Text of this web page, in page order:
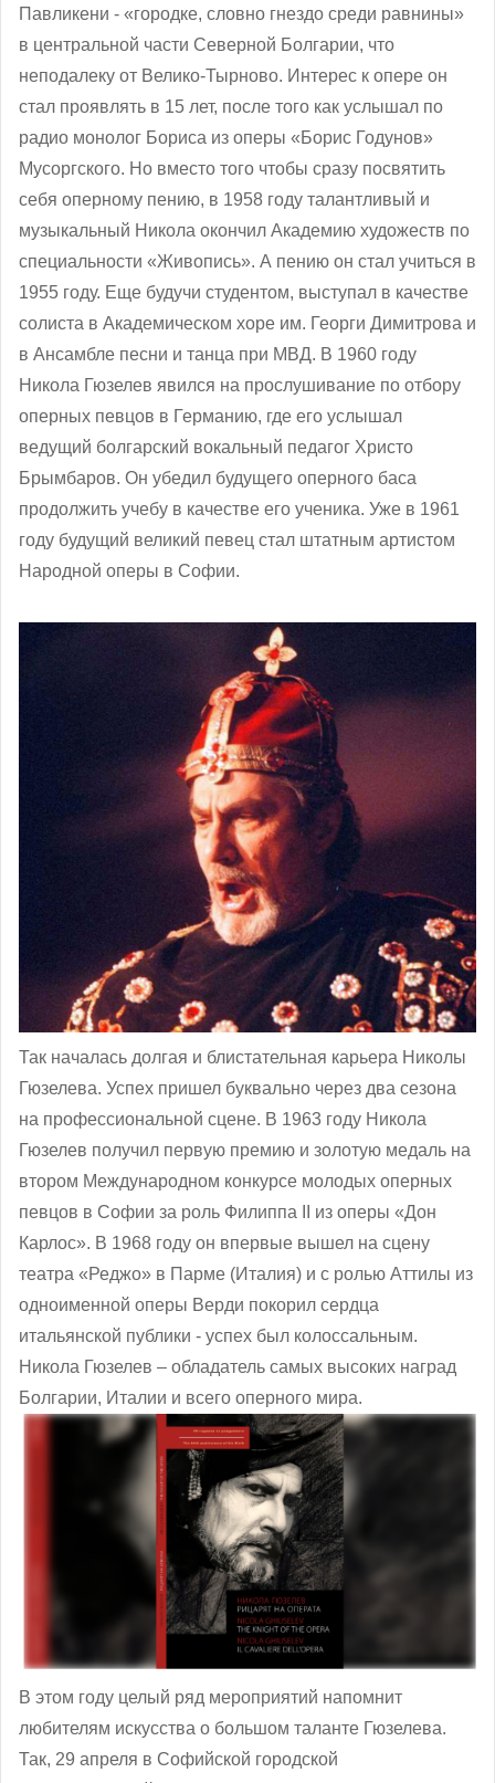
Павликени - «городке, словно гнездо среди равнины»
в центральной части Северной Болгарии, что
неподалеку от Велико-Тырново. Интерес к опере он
стал проявлять в 15 лет, после того как услышал по
радио монолог Бориса из оперы «Борис Годунов»
Мусоргского. Но вместо того чтобы сразу посвятить
себя оперному пению, в 1958 году талантливый и
музыкальный Никола окончил Академию художеств по
специальности «Живопись». А пению он стал учиться в
1955 году. Еще будучи студентом, выступал в качестве
солиста в Академическом хоре им. Георги Димитрова и
в Ансамбле песни и танца при МВД. В 1960 году
Никола Гюзелев явился на прослушивание по отбору
оперных певцов в Германию, где его услышал
ведущий болгарский вокальный педагог Христо
Брымбаров. Он убедил будущего оперного баса
продолжить учебу в качестве его ученика. Уже в 1961
году будущий великий певец стал штатным артистом
Народной оперы в Софии.
Так началась долгая и блистательная карьера Николы
Гюзелева. Успех пришел буквально через два сезона
на профессиональной сцене. В 1963 году Никола
Гюзелев получил первую премию и золотую медаль на
втором Международном конкурсе молодых оперных
певцов в Софии за роль Филиппа II из оперы «Дон
Карлос». В 1968 году он впервые вышел на сцену
театра «Реджо» в Парме (Италия) и с ролью Аттилы из
одноименной оперы Верди покорил сердца
итальянской публики - успех был колоссальным.
Никола Гюзелев – обладатель самых высоких наград
Болгарии, Италии и всего оперного мира.
В этом году целый ряд мероприятий напомнит
любителям искусства о большом таланте Гюзелева.
Так, 29 апреля в Софийской городской